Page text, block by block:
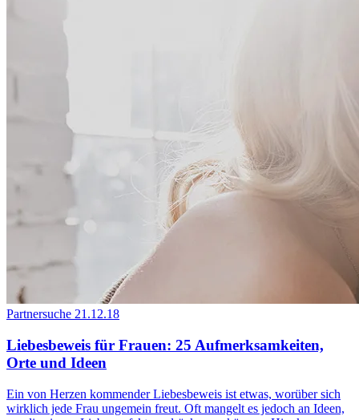
Partnersuche 21.12.18
Liebesbeweis für Frauen: 25 Aufmerksamkeiten,
Orte und Ideen
Ein von Herzen kommender Liebesbeweis ist etwas, worüber sich
wirklich jede Frau ungemein freut. Oft mangelt es jedoch an Ideen,